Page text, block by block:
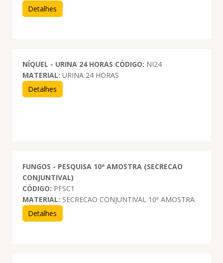
Detalhes
NÍQUEL - URINA 24 HORAS CÓDIGO: NI24
MATERIAL: URINA 24 HORAS
Detalhes
FUNGOS - PESQUISA 10ª AMOSTRA (SECRECAO
CONJUNTIVAL)
CÓDIGO: PFSC1
MATERIAL: SECRECAO CONJUNTIVAL 10ª AMOSTRA
Detalhes